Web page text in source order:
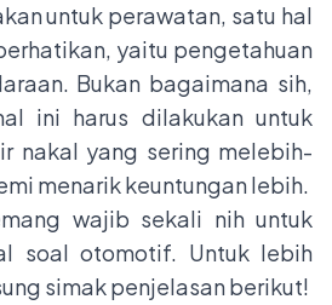
untuk perawatan, satu hal
yaitu pengetahuan
Bukan bagaimana sih,
ini harus dilakukan untuk
nakal yang sering melebih-
menarik keuntungan lebih.
wajib sekali nih untuk
soal otomotif. Untuk lebih
simak penjelasan berikut!